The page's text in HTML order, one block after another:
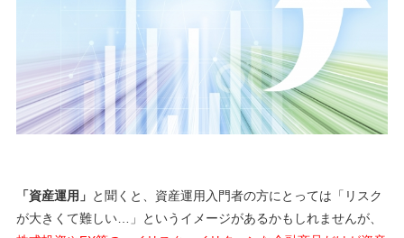
「資産運用」 と聞くと、資産運用入門者の方にとっては「リスク
が大きくて難しい…」というイメージがあるかもしれませんが、